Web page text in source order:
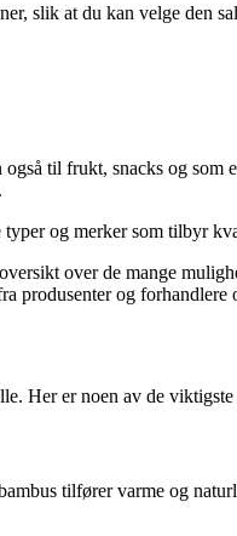
slik at du kan velge den
til frukt, snacks og som
og merker som tilbyr
over de mange
produsenter og
Her er noen av de
tilfører varme og